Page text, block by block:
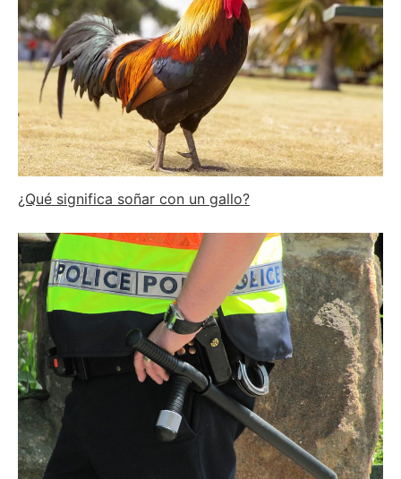
¿Qué significa soñar con un gallo?